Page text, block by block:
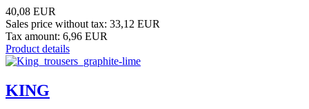
40,08 EUR
Sales price without tax: 33,12 EUR
Tax amount: 6,96 EUR
Product details
KING